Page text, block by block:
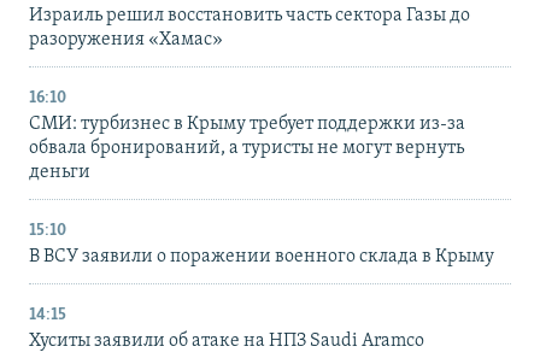
Израиль решил восстановить часть сектора Газы до
разоружения «Хамас»
16:10
СМИ: турбизнес в Крыму требует поддержки из-за
обвала бронирований, а туристы не могут вернуть
деньги
15:10
В ВСУ заявили о поражении военного склада в Крыму
14:15
Хуситы заявили об атаке на НПЗ Saudi Aramco